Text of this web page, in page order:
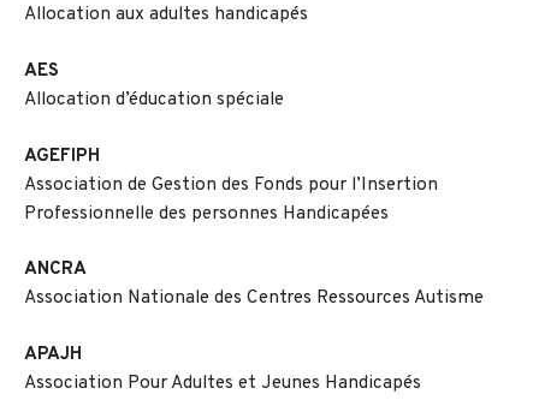
Allocation aux adultes handicapés
AES
Allocation d’éducation spéciale
AGEFIPH
Association de Gestion des Fonds pour l’Insertion
Professionnelle des personnes Handicapées
ANCRA
Association Nationale des Centres Ressources Autisme
APAJH
Association Pour Adultes et Jeunes Handicapés